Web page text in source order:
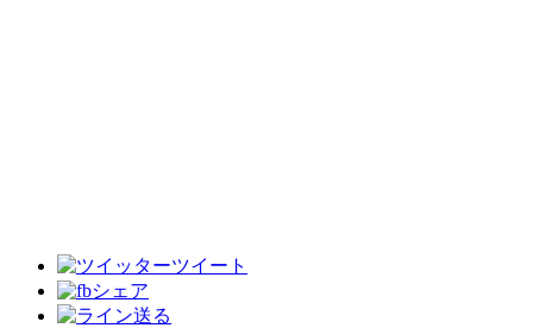
ツイート
シェア
送る